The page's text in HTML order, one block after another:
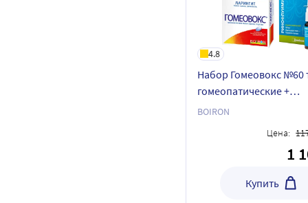
4.8
Набор Гомеовокс №60
гомеопатические +
Ринофлуимуцил 10мл
назальный спрей со
BOIRON
Цена:
1
Купить